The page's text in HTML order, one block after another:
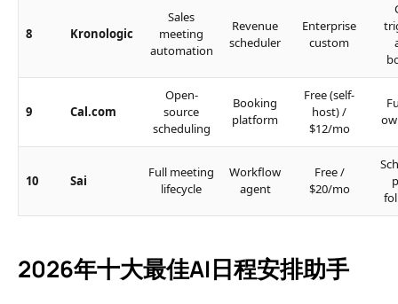
8 Kronologic
Sales
meeting
automation
Revenue
scheduler
Enterprise
custom
9 Cal.com
Open-
source
scheduling
Booking
platform
Free (self-
host) /
$12/mo
10 Sai
Full meeting
lifecycle
Workflow
agent
Free /
$20/mo
2026年十大最佳AI日程安排助手